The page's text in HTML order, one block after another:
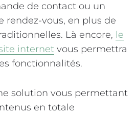
de contact ou un
rendez-vous, en plus de
Là encore, le
internet vous permettra
fonctionnalités.
solution vous permettant
en totale